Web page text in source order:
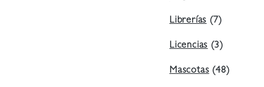
Librerías(7)
Licencias(3)
Mascotas(48)